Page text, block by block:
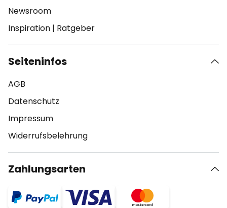
Newsroom
Inspiration | Ratgeber
Seiteninfos
AGB
Datenschutz
Impressum
Widerrufsbelehrung
Zahlungsarten